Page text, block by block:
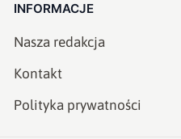
INFORMACJE
Nasza redakcja
Kontakt
Polityka prywatności